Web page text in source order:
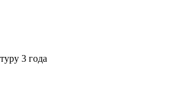
3 года